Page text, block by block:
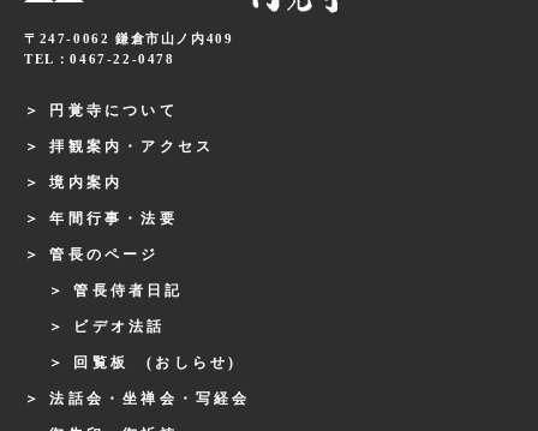
〒247-0062 鎌倉市山ノ内409
TEL：0467-22-0478
円覚寺について
拝観案内・アクセス
境内案内
年間行事・法要
管長のページ
管長侍者日記
ビデオ法話
回覧板 (おしらせ)
法話会・坐禅会・写経会